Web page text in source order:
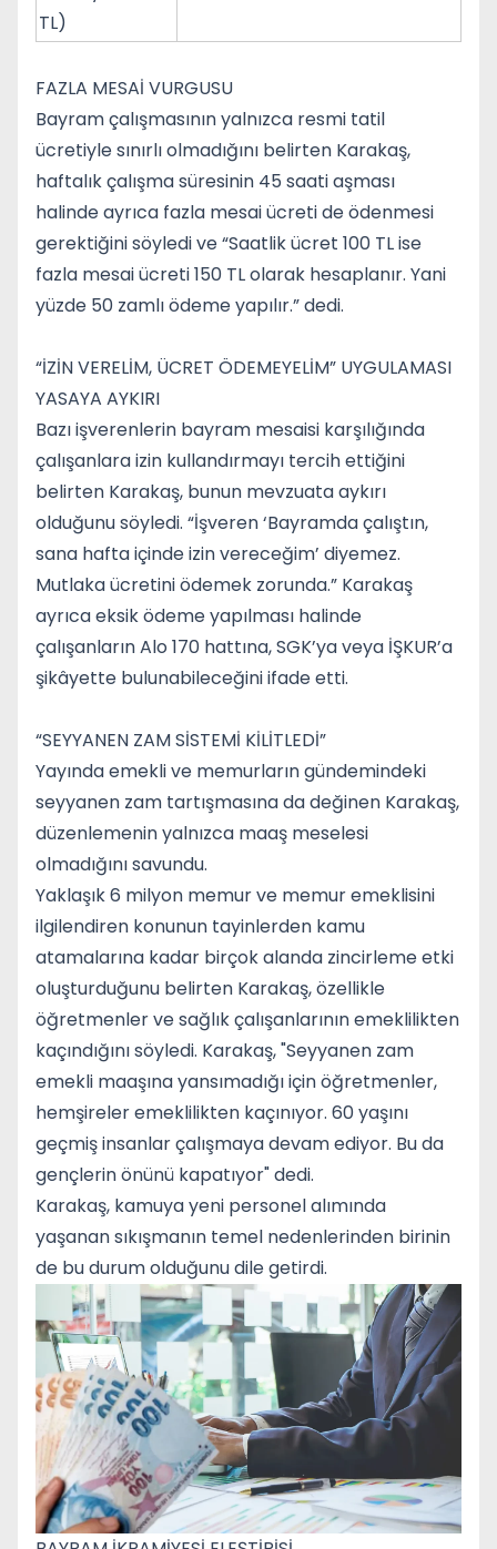
TL)
FAZLA MESAİ VURGUSU
Bayram çalışmasının yalnızca resmi tatil
ücretiyle sınırlı olmadığını belirten Karakaş,
haftalık çalışma süresinin 45 saati aşması
halinde ayrıca fazla mesai ücreti de ödenmesi
gerektiğini söyledi ve “Saatlik ücret 100 TL ise
fazla mesai ücreti 150 TL olarak hesaplanır. Yani
yüzde 50 zamlı ödeme yapılır.” dedi.
“İZİN VERELİM, ÜCRET ÖDEMEYELİM” UYGULAMASI
YASAYA AYKIRI
Bazı işverenlerin bayram mesaisi karşılığında
çalışanlara izin kullandırmayı tercih ettiğini
belirten Karakaş, bunun mevzuata aykırı
olduğunu söyledi. “İşveren ‘Bayramda çalıştın,
sana hafta içinde izin vereceğim’ diyemez.
Mutlaka ücretini ödemek zorunda.” Karakaş
ayrıca eksik ödeme yapılması halinde
çalışanların Alo 170 hattına, SGK’ya veya İŞKUR’a
şikâyette bulunabileceğini ifade etti.
“SEYYANEN ZAM SİSTEMİ KİLİTLEDİ”
Yayında emekli ve memurların gündemindeki
seyyanen zam tartışmasına da değinen Karakaş,
düzenlemenin yalnızca maaş meselesi
olmadığını savundu.
Yaklaşık 6 milyon memur ve memur emeklisini
ilgilendiren konunun tayinlerden kamu
atamalarına kadar birçok alanda zincirleme etki
oluşturduğunu belirten Karakaş, özellikle
öğretmenler ve sağlık çalışanlarının emeklilikten
kaçındığını söyledi. Karakaş, "Seyyanen zam
emekli maaşına yansımadığı için öğretmenler,
hemşireler emeklilikten kaçınıyor. 60 yaşını
geçmiş insanlar çalışmaya devam ediyor. Bu da
gençlerin önünü kapatıyor" dedi.
Karakaş, kamuya yeni personel alımında
yaşanan sıkışmanın temel nedenlerinden birinin
de bu durum olduğunu dile getirdi.